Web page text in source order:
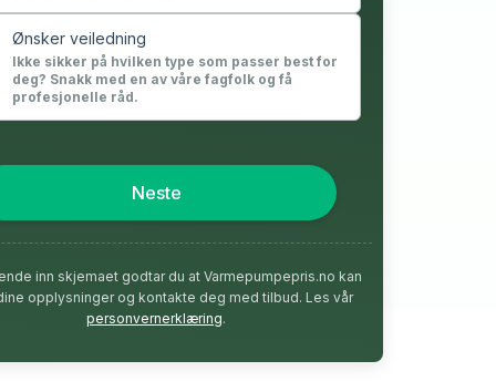
Ønsker veiledning
Ikke sikker på hvilken type som passer best for
deg? Snakk med en av våre fagfolk og få
profesjonelle råd.
Neste
inn skjemaet godtar du at Varmepumpepris.no kan
opplysninger og kontakte deg med tilbud. Les vår
personvernerklæring.